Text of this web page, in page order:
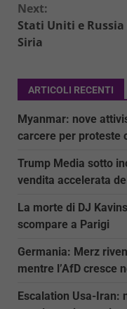
Next:
Stati Uniti e
Siria
ARTICOLI RECENTI
Myanmar: nove
carcere per proteste
Trump Media sotto
vendita accelerata
La morte di DJ
scompare a Parigi
Germania: Merz
mentre l’AfD cresce
Escalation Usa-Iran: